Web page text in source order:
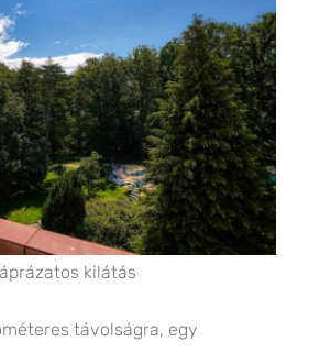
kilátás
távolságra, egy